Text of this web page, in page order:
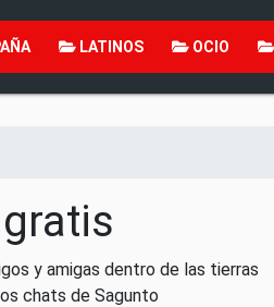
LATINOS OCIO
y amigas dentro de las tierras
chats de Sagunto